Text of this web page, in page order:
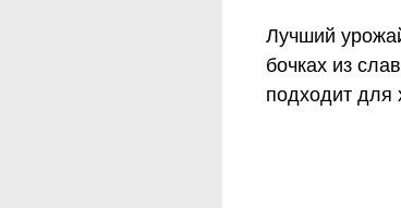
Лучший
бочках из
подходит для